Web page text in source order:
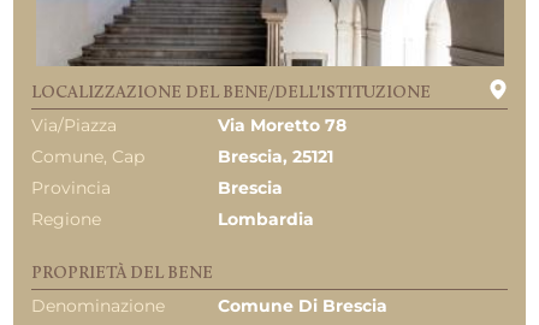
LOCALIZZAZIONE DEL BENE/DELL'ISTITUZIONE
Via/Piazza
Via Moretto 78
Comune, Cap
Brescia, 25121
Provincia
Brescia
Regione
Lombardia
PROPRIETÀ DEL BENE
Denominazione
Comune Di Brescia